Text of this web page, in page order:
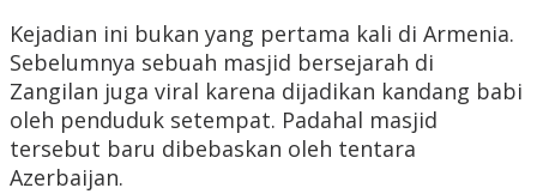
Kejadian ini bukan yang pertama kali di Armenia.
Sebelumnya sebuah masjid bersejarah di
Zangilan juga viral karena dijadikan kandang babi
oleh penduduk setempat. Padahal masjid
tersebut baru dibebaskan oleh tentara
Azerbaijan.